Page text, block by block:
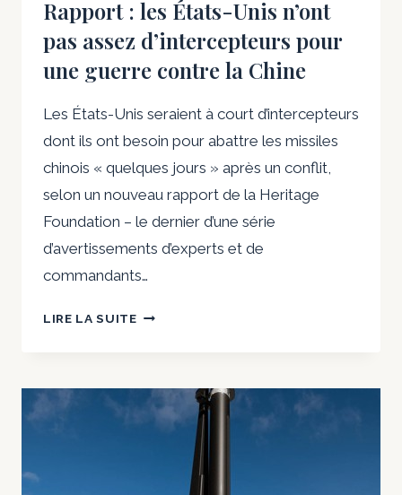
Rapport : les États-Unis n’ont
pas assez d’intercepteurs pour
une guerre contre la Chine
Les États-Unis seraient à court d’intercepteurs
dont ils ont besoin pour abattre les missiles
chinois « quelques jours » après un conflit,
selon un nouveau rapport de la Heritage
Foundation – le dernier d’une série
d’avertissements d’experts et de
commandants…
LIRE LA SUITERAPPORT
UNIS
N’ONT
D’INTERCEPTEURS